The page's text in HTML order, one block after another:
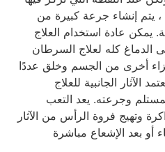
يتم إنشاء جرعة كبيرة من
يمكن عادة استخدام العلاج
الدماغ كله لعلاج السرطان
أخرى من الجسم وخلق عددًا
الآثار الجانبية للعلاج
وجرعته. يعد التعب
وتهيج فروة الرأس من الآثار
أو بعد الإشعاع مباشرة